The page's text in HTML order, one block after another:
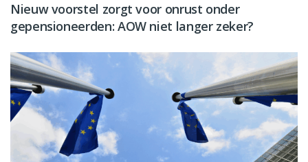
Nieuw voorstel zorgt voor onrust onder
gepensioneerden: AOW niet langer zeker?